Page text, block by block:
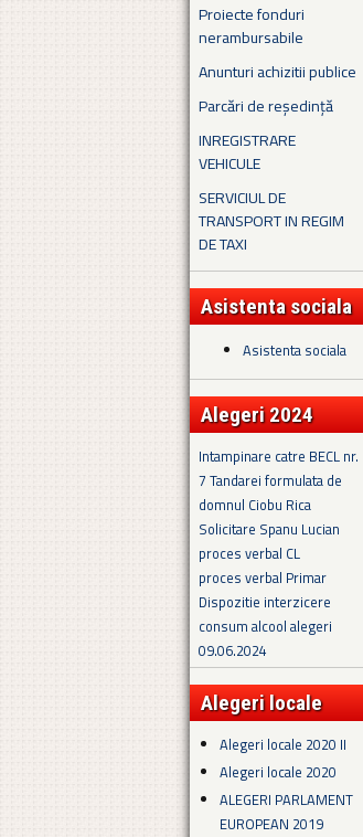
Proiecte fonduri
nerambursabile
Anunturi achizitii publice
Parcări de reședință
INREGISTRARE
VEHICULE
SERVICIUL DE
TRANSPORT IN REGIM
DE TAXI
Asistenta sociala
Asistenta sociala
Alegeri 2024
Intampinare catre BECL nr.
7 Tandarei formulata de
domnul Ciobu Rica
Solicitare Spanu Lucian
proces verbal CL
proces verbal Primar
Dispozitie interzicere
consum alcool alegeri
09.06.2024
Alegeri locale
Alegeri locale 2020 II
Alegeri locale 2020
ALEGERI PARLAMENT
EUROPEAN 2019